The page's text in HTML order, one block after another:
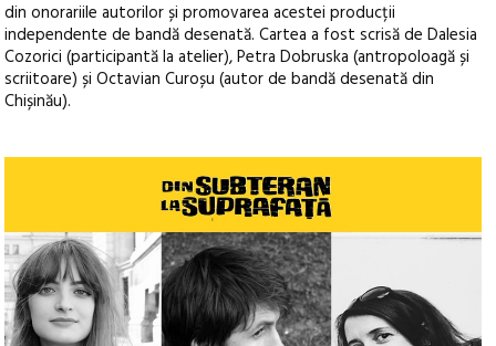
din onorariile autorilor și promovarea acestei producții
independente de bandă desenată. Cartea a fost scrisă de Dalesia
Cozorici (participantă la atelier), Petra Dobruska (antropoloagă și
scriitoare) și Octavian Curoșu (autor de bandă desenată din
Chișinău).